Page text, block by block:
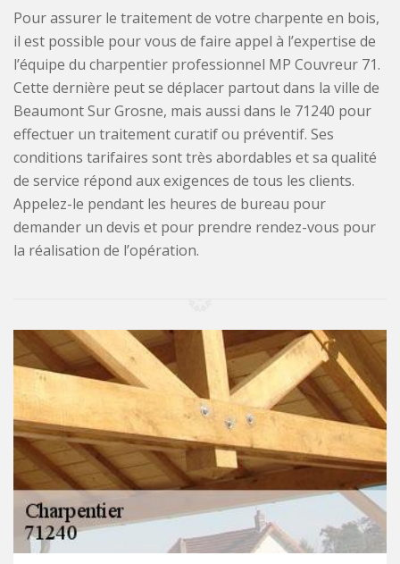
Pour assurer le traitement de votre charpente en bois,
il est possible pour vous de faire appel à l’expertise de
l’équipe du charpentier professionnel MP Couvreur 71.
Cette dernière peut se déplacer partout dans la ville de
Beaumont Sur Grosne, mais aussi dans le 71240 pour
effectuer un traitement curatif ou préventif. Ses
conditions tarifaires sont très abordables et sa qualité
de service répond aux exigences de tous les clients.
Appelez-le pendant les heures de bureau pour
demander un devis et pour prendre rendez-vous pour
la réalisation de l’opération.